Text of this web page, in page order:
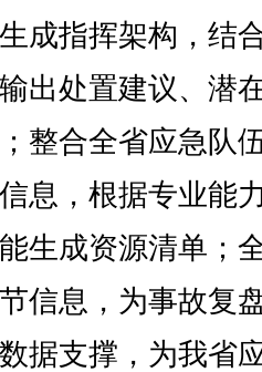
成指挥架构，结
出处置建议、潜
整合全省应急队
息，根据专业能
生成资源清单；
信息，为事故复
据支撑，为我省